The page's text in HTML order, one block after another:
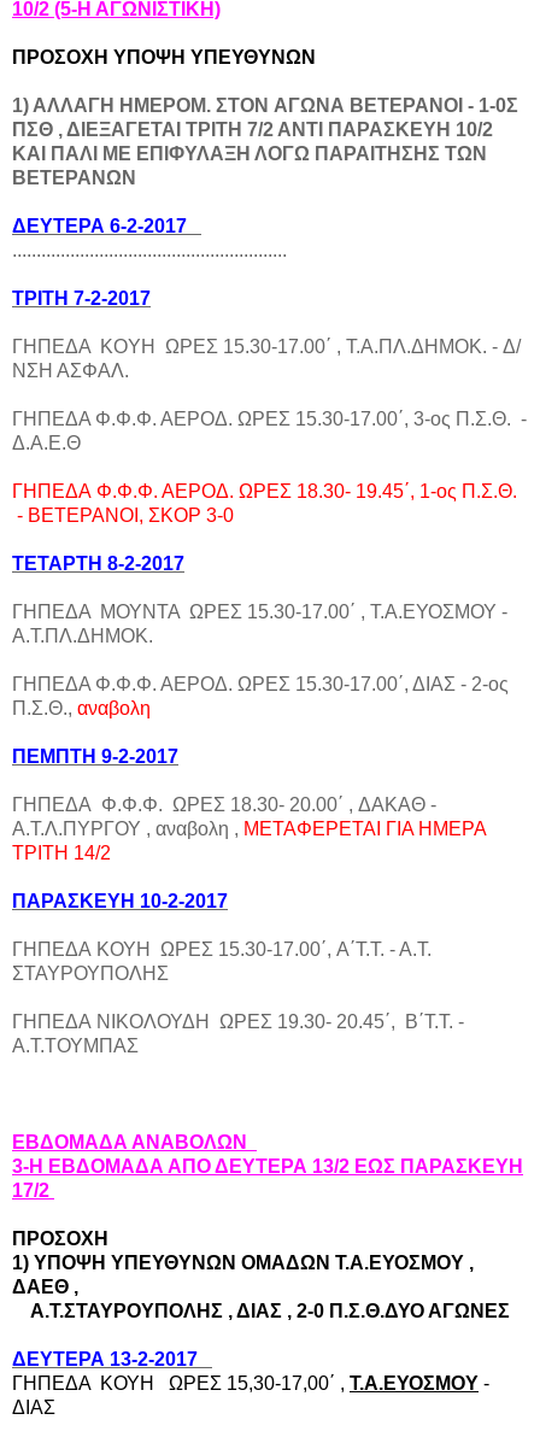
10/2 (5-Η ΑΓΩΝΙΣΤΙΚΗ)
ΠΡΟΣΟΧΗ ΥΠΟΨΗ ΥΠΕΥΘΥΝΩΝ
1) ΑΛΛΑΓΗ ΗΜΕΡΟΜ. ΣΤΟΝ ΑΓΩΝΑ ΒΕΤΕΡΑΝΟΙ - 1-0Σ
ΠΣΘ , ΔΙΕΞΑΓΕΤΑΙ ΤΡΙΤΗ 7/2 ΑΝΤΙ ΠΑΡΑΣΚΕΥΗ 10/2
ΚΑΙ ΠΑΛΙ ΜΕ ΕΠΙΦΥΛΑΞΗ ΛΟΓΩ ΠΑΡΑΙΤΗΣΗΣ ΤΩΝ
ΒΕΤΕΡΑΝΩΝ
ΔΕΥΤΕΡΑ 6-2-2017
.........................................................
TΡΙΤΗ 7-2-2017
ΓΗΠΕΔΑ KOYH ΩΡΕΣ 15.30-17.00΄ , T.A.ΠΛ.ΔΗΜΟΚ. - Δ/
ΝΣΗ ΑΣΦΑΛ.
ΓΗΠΕΔΑ Φ.Φ.Φ. ΑΕΡΟΔ. ΩΡΕΣ 15.30-17.00΄, 3-ος Π.Σ.Θ. -
Δ.Α.Ε.Θ
ΓΗΠΕΔΑ Φ.Φ.Φ. ΑΕΡΟΔ. ΩΡΕΣ 18.30- 19.45΄, 1-ος Π.Σ.Θ.
- ΒΕΤΕΡΑΝΟΙ, ΣΚΟΡ 3-0
ΤΕΤΑΡΤΗ 8-2-2017
ΓΗΠΕΔΑ ΜΟΥΝΤΑ ΩΡΕΣ 15.30-17.00΄ , Τ.Α.ΕΥΟΣΜΟΥ -
Α.Τ.ΠΛ.ΔΗΜΟΚ.
ΓΗΠΕΔΑ Φ.Φ.Φ. ΑΕΡΟΔ. ΩΡΕΣ 15.30-17.00΄, ΔΙΑΣ - 2-ος
Π.Σ.Θ., αναβολη
ΠΕΜΠΤΗ 9-2-2017
ΓΗΠΕΔΑ Φ.Φ.Φ. ΩΡΕΣ 18.30- 20.00΄ , ΔΑΚΑΘ -
Α.Τ.Λ.ΠΥΡΓΟΥ , αναβολη , ΜΕΤΑΦΕΡΕΤΑΙ ΓΙΑ ΗΜΕΡΑ
ΤΡΙΤΗ 14/2
ΠΑΡΑΣΚΕΥΗ 10-2-2017
ΓΗΠΕΔΑ ΚΟΥΗ ΩΡΕΣ 15.30-17.00΄, Α΄Τ.Τ. - Α.Τ.
ΣΤΑΥΡΟΥΠΟΛΗΣ
ΓΗΠΕΔΑ ΝΙΚΟΛΟΥΔΗ ΩΡΕΣ 19.30- 20.45΄, Β΄Τ.Τ. -
Α.Τ.ΤΟΥΜΠΑΣ
ΕΒΔΟΜΑΔΑ ΑΝΑΒΟΛΩΝ
3-Η ΕΒΔΟΜΑΔΑ ΑΠΟ ΔΕΥΤΕΡΑ 13/2 ΕΩΣ ΠΑΡΑΣΚΕΥΗ
17/2
ΠΡΟΣΟΧΗ
1) ΥΠΟΨΗ ΥΠΕΥΘΥΝΩΝ ΟΜΑΔΩΝ Τ.Α.ΕΥΟΣΜΟΥ ,
ΔΑΕΘ ,
Α.Τ.ΣΤΑΥΡΟΥΠΟΛΗΣ , ΔΙΑΣ , 2-0 Π.Σ.Θ.ΔΥΟ ΑΓΩΝΕΣ
ΔΕΥΤΕΡΑ 13-2-2017
ΓΗΠΕΔΑ ΚΟΥΗ ΩΡΕΣ 15,30-17,00΄ , Τ.Α.ΕΥΟΣΜΟΥ -
ΔΙΑΣ